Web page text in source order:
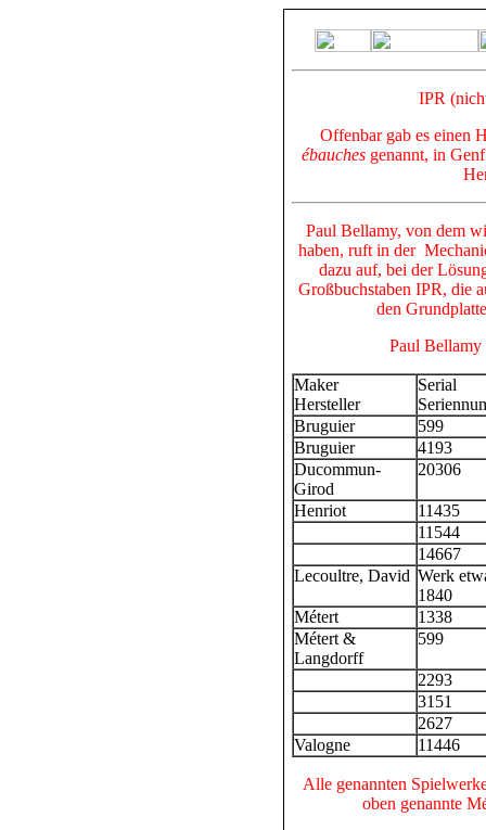
IPR
Offenbar gab es einen
ébauches genannt, in
Paul Bellamy, von dem
haben, ruft in der
dazu auf, bei der
Großbuchstaben IPR, die
den
Paul Bellamy
Maker
Hersteller
Serial
Bruguier
599
Bruguier
4193
Ducommun-
Girod
20306
Henriot
11435
11544
14667
Lecoultre, David Werk
1840
Métert
1338
Métert &
Langdorff
599
2293
3151
2627
Valogne
11446
Alle genannten
oben genannte